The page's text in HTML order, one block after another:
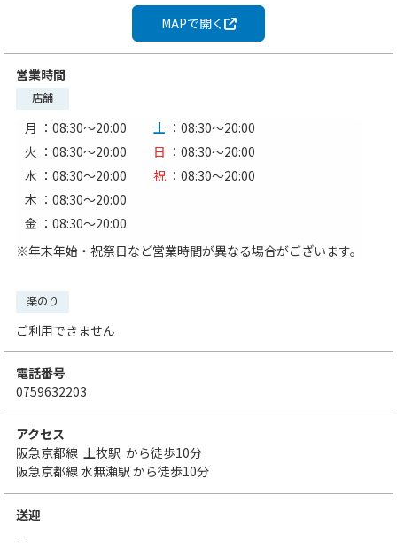
MAPで開く
営業時間
店舗
月 ：08:30〜20:00
火 ：08:30〜20:00
水 ：08:30〜20:00
木 ：08:30〜20:00
金 ：08:30〜20:00
土 ：08:30〜20:00
日 ：08:30〜20:00
祝 ：08:30〜20:00
※年末年始・祝祭日など営業時間が異なる場合がございます。
楽のり
ご利用できません
電話番号
0759632203
アクセス
阪急京都線 上牧駅 から徒歩10分
阪急京都線 水無瀬駅 から徒歩10分
送迎
―